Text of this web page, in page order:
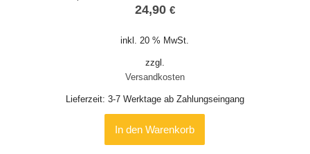
24,90 €
inkl. 20 % MwSt.
zzgl.
Versandkosten
Lieferzeit: 3-7 Werktage ab Zahlungseingang
In den Warenkorb